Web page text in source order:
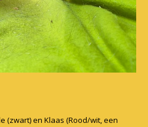
(zwart) en Klaas (Rood/wit, een